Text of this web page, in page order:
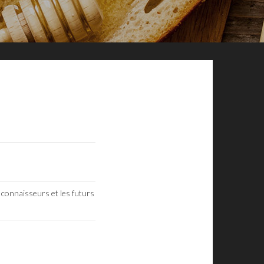
connaisseurs et les futurs